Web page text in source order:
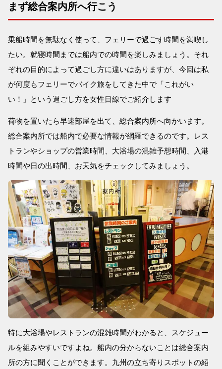
まず総合案内所へ行こう
乗船時間を無駄なく使って、フェリーで過ごす時間を満喫し
たい。就寝時間までは船内での時間を楽しみましょう。それ
ぞれの目的によって過ごし方に違いはありますが、今回は私
が何度もフェリーでバイク旅をしてきた中で「これがい
い！」という過ごし方を女性目線でご紹介します
荷物を置いたら早速部屋を出て、総合案内所へ向かいます。
総合案内所では船内で必要な情報が網羅できるのです。レス
トランやショップの営業時間、大浴場の混雑予想時間、入港
時間や日の出時間、お天気をチェックしてみましょう。
特に大浴場やレストランの混雑時間がわかると、スケジュー
ルを組みやすいですよね。船内の分からないことは総合案内
所の方に聞くことができます。九州の立ち寄りスポットの紹